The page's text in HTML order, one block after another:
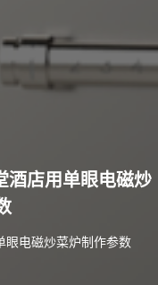
酒店用单眼电磁炒
眼电磁炒菜炉制作参数